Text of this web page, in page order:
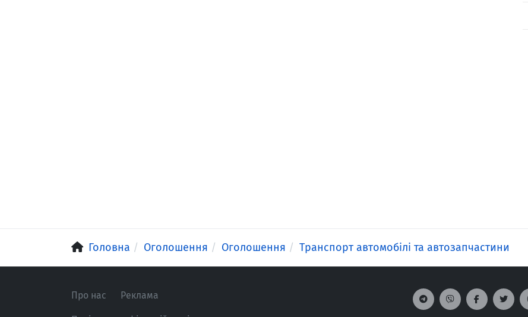
Головна Оголошення Оголошення Транспорт автомобілі та автозапчастини
Про нас Реклама